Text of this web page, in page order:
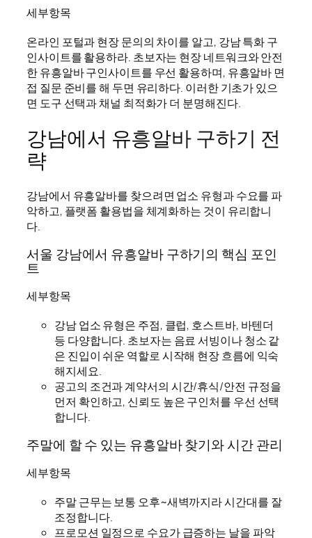
세부항목
온라인 포털과 현장 문의의 차이를 알고, 강남 특화 구
인사이트를 활용하라. 초보자는 현장 네트워크와 안전
한 유흥알바 구인사이트를 우선 활용하며, 유흥알바 면
접 질문 준비를 해 두면 유리하다. 이러한 기초가 있으
면 도구 선택과 채널 최적화가 더 분명해진다.
강남에서 유흥알바 구하기 전
략
강남에서 유흥알바를 찾으려면 업소 유형과 수요를 파
악하고, 플랫폼 활용법을 체계화하는 것이 유리합니
다.
서울 강남에서 유흥알바 구하기의 핵심 포인
트
세부항목
강남 업소 유형은 주점, 클럽, 호스트바, 바텐더
등 다양합니다. 초보자는 음료 서빙이나 청소 같
은 진입이 쉬운 역할로 시작해 현장 흐름에 익숙
해지세요.
공고의 조건과 계약서의 시간/휴식/안전 규정을
먼저 확인하고, 신뢰도 높은 구인처를 우선 선택
합니다.
주말에 할 수 있는 유흥알바 찾기와 시간 관리
세부항목
주말 근무는 보통 오후~새벽까지라 시간대를 잘
조정합니다.
프로모션 일정으로 수요가 급증하는 날을 파악